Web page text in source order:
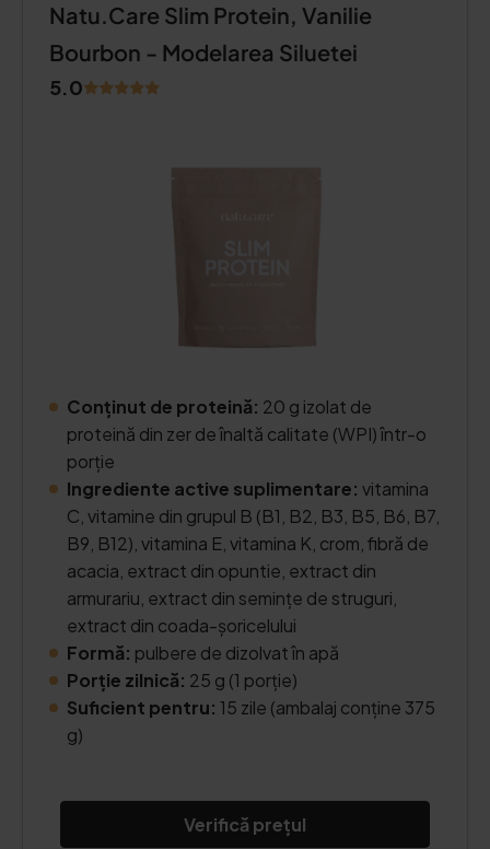
Natu.Care Slim Protein, Vanilie
Bourbon - Modelarea Siluetei
5.0
Conținut de proteină: 20 g izolat de
proteină din zer de înaltă calitate (WPI) într-o
porție
Ingrediente active suplimentare: vitamina
C, vitamine din grupul B (B1, B2, B3, B5, B6, B7,
B9, B12), vitamina E, vitamina K, crom, fibră de
acacia, extract din opuntie, extract din
armurariu, extract din semințe de struguri,
extract din coada-șoricelului
Formă: pulbere de dizolvat în apă
Porție zilnică: 25 g (1 porție)
Suficient pentru: 15 zile (ambalaj conține 375
g)
Verifică prețul